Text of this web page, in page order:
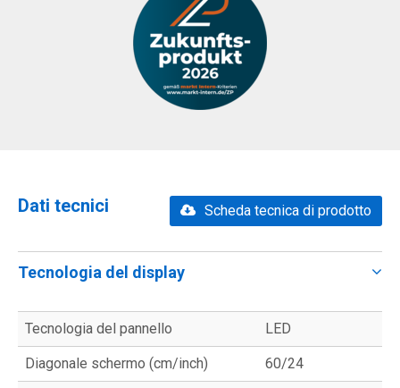
Scheda tecnica di prodotto
Dati tecnici
Tecnologia del display
Tecnologia del pannello LED
Diagonale schermo (cm/inch) 60/24